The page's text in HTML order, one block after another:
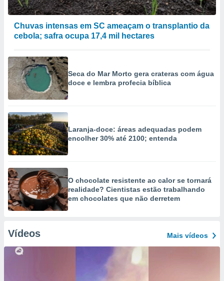
Chuvas intensas em SC ameaçam o transplantio da
cebola; safra ocupa 17,4 mil hectares
Seca do Mar Morto gera crateras com água
doce e lembra profecia bíblica
Laranja-doce: áreas adequadas podem
encolher 30% até 2100; entenda
O chocolate resistente ao calor se tornará
realidade? Cientistas estão trabalhando
em chocolates que não derretem
Vídeos Mais vídeos